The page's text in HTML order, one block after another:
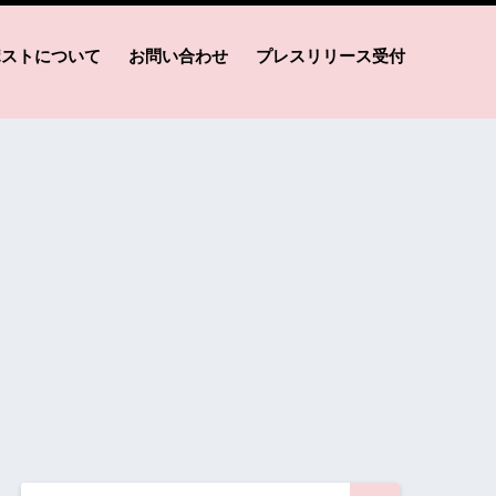
トについて お問い合わせ プレスリリース受付